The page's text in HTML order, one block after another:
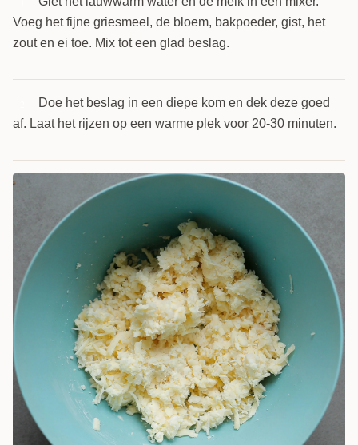
Voeg het fijne griesmeel, de bloem, bakpoeder, gist, het
zout en ei toe. Mix tot een glad beslag.
Doe het beslag in een diepe kom en dek deze goed
af. Laat het rijzen op een warme plek voor 20-30 minuten.